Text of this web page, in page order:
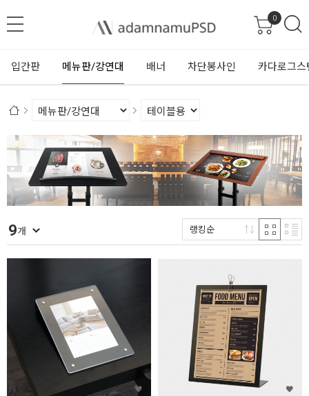
0
입간판 메뉴판/강연대 배너 차단봉사인 카다로그스
9개 랭킹순